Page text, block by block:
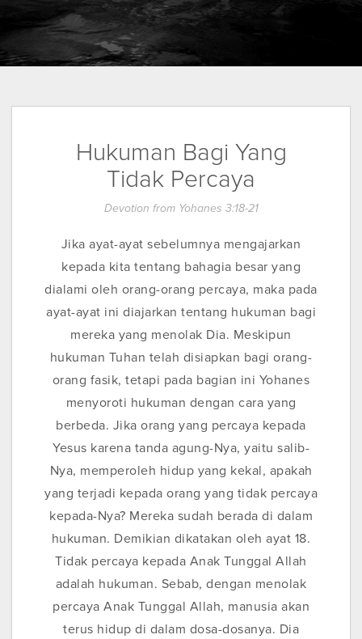
Hukuman Bagi Yang
Tidak Percaya
Devotion from Yohanes 3:18-21
Jika ayat-ayat sebelumnya mengajarkan
kepada kita tentang bahagia besar yang
dialami oleh orang-orang percaya, maka pada
ayat-ayat ini diajarkan tentang hukuman bagi
mereka yang menolak Dia. Meskipun
hukuman Tuhan telah disiapkan bagi orang-
orang fasik, tetapi pada bagian ini Yohanes
menyoroti hukuman dengan cara yang
berbeda. Jika orang yang percaya kepada
Yesus karena tanda agung-Nya, yaitu salib-
Nya, memperoleh hidup yang kekal, apakah
yang terjadi kepada orang yang tidak percaya
kepada-Nya? Mereka sudah berada di dalam
hukuman. Demikian dikatakan oleh ayat 18.
Tidak percaya kepada Anak Tunggal Allah
adalah hukuman. Sebab, dengan menolak
percaya Anak Tunggal Allah, manusia akan
terus hidup di dalam dosa-dosanya. Dia